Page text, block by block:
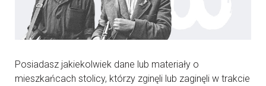
Posiadasz jakiekolwiek dane lub materiały o
mieszkańcach stolicy, którzy zginęli lub zaginęli w trakcie